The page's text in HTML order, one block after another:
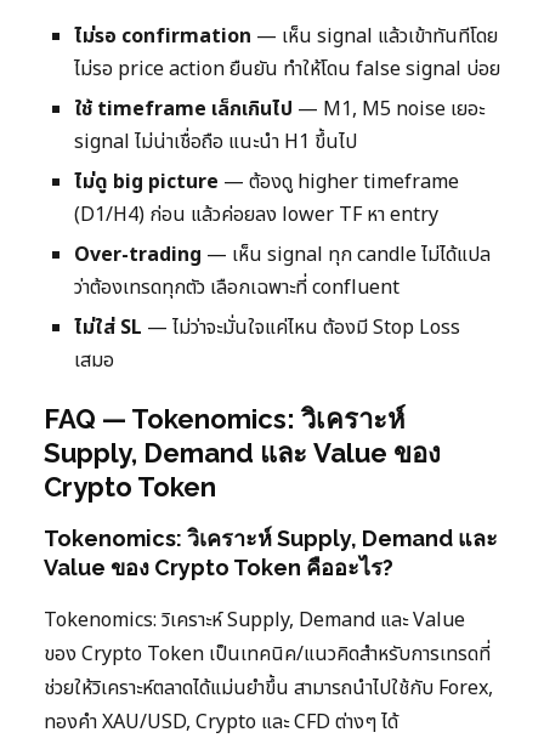
ไม่รอ confirmation — เห็น signal แล้วเข้าทันทีโดย
ไม่รอ price action ยืนยัน ทำให้โดน false signal บ่อย
ใช้ timeframe เล็กเกินไป — M1, M5 noise เยอะ
signal ไม่น่าเชื่อถือ แนะนำ H1 ขึ้นไป
ไม่ดู big picture — ต้องดู higher timeframe
(D1/H4) ก่อน แล้วค่อยลง lower TF หา entry
Over-trading — เห็น signal ทุก candle ไม่ได้แปล
ว่าต้องเทรดทุกตัว เลือกเฉพาะที่ confluent
ไม่ใส่ SL — ไม่ว่าจะมั่นใจแค่ไหน ต้องมี Stop Loss
เสมอ
FAQ — Tokenomics: วิเคราะห์
Supply, Demand และ Value ของ
Crypto Token
Tokenomics: วิเคราะห์ Supply, Demand และ
Value ของ Crypto Token คืออะไร?
Tokenomics: วิเคราะห์ Supply, Demand และ Value
ของ Crypto Token เป็นเทคนิค/แนวคิดสำหรับการเทรดที่
ช่วยให้วิเคราะห์ตลาดได้แม่นยำขึ้น สามารถนำไปใช้กับ Forex,
ทองคำ XAU/USD, Crypto และ CFD ต่างๆ ได้